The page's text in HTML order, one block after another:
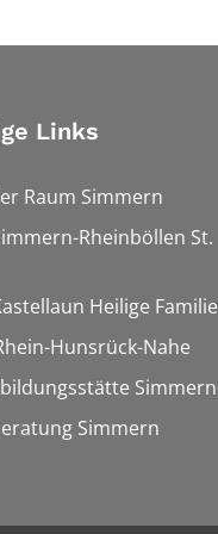
Links
Raum Simmern
Rheinböllen St.
Heilige Familie
Hunsrück-Nahe
Simmern
Simmern